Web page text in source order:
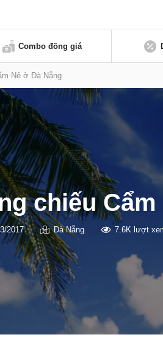
Combo đồng giá
Nê ở Đà Nẵng
chiếu
2017 Đà Nẵng 7.6K lượt